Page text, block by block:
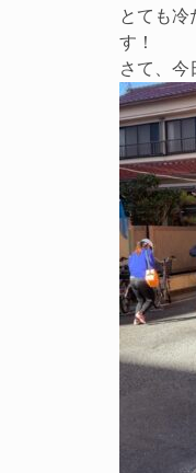
とても冷
す！
さて、今